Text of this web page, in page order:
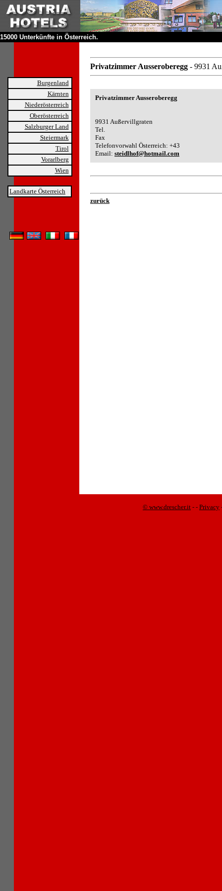
15000 Unterkünfte in Österreich.
Burgenland
Kärnten
Niederösterreich
Oberösterreich
Salzburger Land
Steiermark
Tirol
Vorarlberg
Wien
Landkarte Österreich
Privatzimmer Ausseroberegg - 9931
Privatzimmer Ausseroberegg
9931 Außervillgraten
Tel.
Fax
Telefonvorwahl Österreich: +43
Email: steidlhof@hotmail.com
zurück
© www.drescher.it - - Privacy